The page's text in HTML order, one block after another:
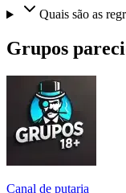
Quais são as
Grupos
Canal de putaria